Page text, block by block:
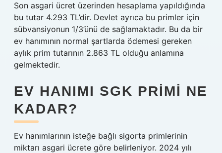
Son asgari ücret üzerinden hesaplama yapıldığında
bu tutar 4.293 TL’dir. Devlet ayrıca bu primler için
sübvansiyonun 1/3’ünü de sağlamaktadır. Bu da bir
ev hanımının normal şartlarda ödemesi gereken
aylık prim tutarının 2.863 TL olduğu anlamına
gelmektedir.
EV HANIMI SGK PRIMI NE
KADAR?
Ev hanımlarının isteğe bağlı sigorta primlerinin
miktarı asgari ücrete göre belirleniyor. 2024 yılı